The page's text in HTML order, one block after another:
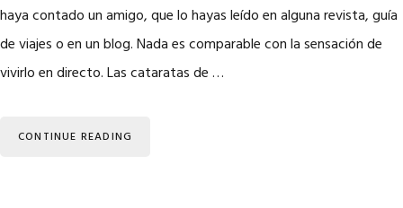
haya contado un amigo, que lo hayas leído en alguna revista, guía
de viajes o en un blog. Nada es comparable con la sensación de
vivirlo en directo. Las cataratas de …
CONTINUE READING